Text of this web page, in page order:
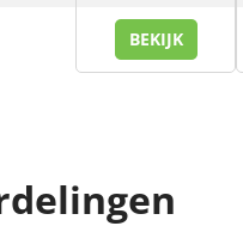
BEKIJK